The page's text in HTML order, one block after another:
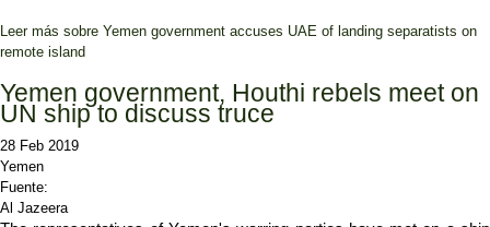
Leer más sobre Yemen government accuses UAE of landing separatists on
remote island
Yemen government, Houthi rebels meet on
UN ship to discuss truce
28 Feb 2019
Yemen
Fuente:
Al Jazeera